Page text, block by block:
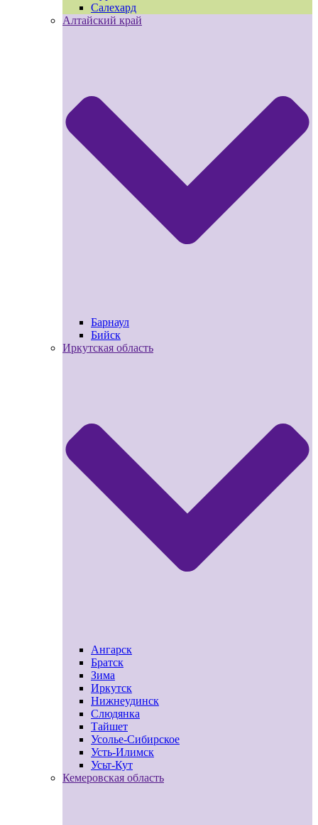
Салехард
Алтайский край
Барнаул
Бийск
Иркутская область
Ангарск
Братск
Зима
Иркутск
Нижнеудинск
Слюдянка
Тайшет
Усолье-Сибирское
Усть-Илимск
Усьт-Кут
Кемеровская область